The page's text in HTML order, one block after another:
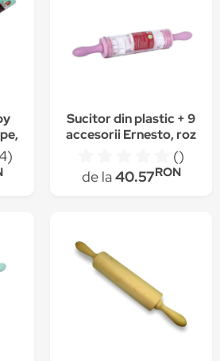
Sucitor din plastic + 9
accesorii Ernesto, roz
()
de la40.57RON